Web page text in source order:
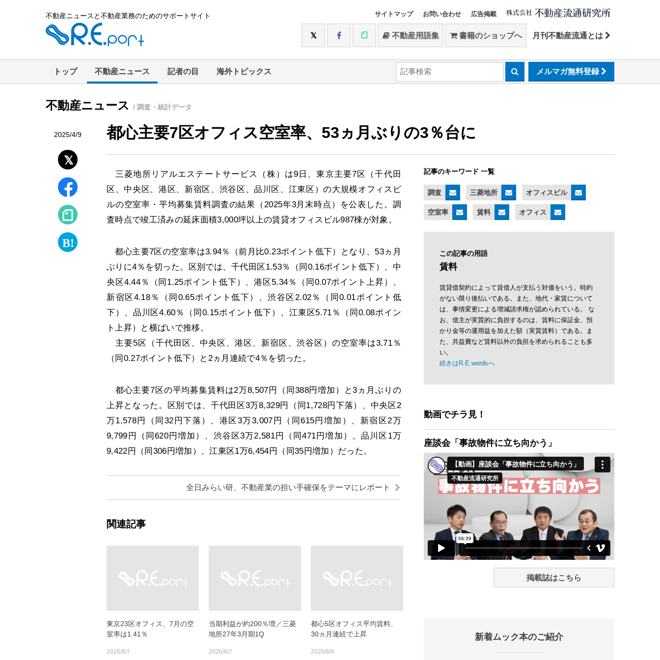
不動産ニュースと不動産業務のためのサポートサイト サイトマップ お問い合わせ 広告掲載
不動産用語集 書籍のショップへ 月刊不動産流通とは
トップ 不動産ニュース 記者の目 海外トピックス メルマガ無料登録
不動産ニュース / 調査・統計データ
2025/4/9 都心主要7区オフィス空室率、53ヵ月ぶりの3％台に
三菱地所リアルエステートサービス（株）は9日、東京主要7区（千代田
区、中央区、港区、新宿区、渋谷区、品川区、江東区）の大規模オフィスビ
ルの空室率・平均募集賃料調査の結果（2025年3月末時点）を公表した。調
査時点で竣工済みの延床面積3,000坪以上の賃貸オフィスビル987棟が対象。
都心主要7区の空室率は3.94％（前月比0.23ポイント低下）となり、53ヵ月
ぶりに4％を切った。区別では、千代田区1.53％（同0.16ポイント低下）、中
央区4.44％（同1.25ポイント低下）、港区5.34％（同0.07ポイント上昇）、
新宿区4.18％（同0.65ポイント低下）、渋谷区2.02％（同0.01ポイント低
下）、品川区4.60％（同0.15ポイント低下）、江東区5.71％（同0.08ポイン
ト上昇）と横ばいで推移。
主要5区（千代田区、中央区、港区、新宿区、渋谷区）の空室率は3.71％
（同0.27ポイント低下）と2ヵ月連続で4％を切った。
都心主要7区の平均募集賃料は2万8,507円（同388円増加）と3ヵ月ぶりの
上昇となった。区別では、千代田区3万8,329円（同1,728円下落）、中央区2
万1,578円（同32円下落）、港区3万3,007円（同615円増加）、新宿区2万
9,799円（同620円増加）、渋谷区3万2,581円（同471円増加）、品川区1万
9,422円（同306円増加）、江東区1万6,454円（同35円増加）だった。
全日みらい研、不動産業の担い手確保をテーマにレポート
関連記事
東京23区オフィス、7月の空
室率は1.41％
2026/8/7
当期利益が約200％増／三菱
地所27年3月期1Q
2026/8/7
都心5区オフィス平均賃料、
30ヵ月連続で上昇
2026/8/6
記事のキーワード 一覧
調査 三菱地所 オフィスビル
空室率 賃料 オフィス
この記事の用語
賃料
賃貸借契約によって賃借人が支払う対価をいう。特約
がない限り後払いである。また、地代・家賃について
は、事情変更による増減請求権が認められている。 な
お、借主が実質的に負担するのは、賃料に保証金、預
かり金等の運用益を加えた額（実質賃料）である。ま
た、共益費など賃料以外の負担を求められることも多
い。
続きはR.E.wordsへ
動画でチラ見！
座談会「事故物件に立ち向かう」
掲載誌はこちら
新着ムック本のご紹介